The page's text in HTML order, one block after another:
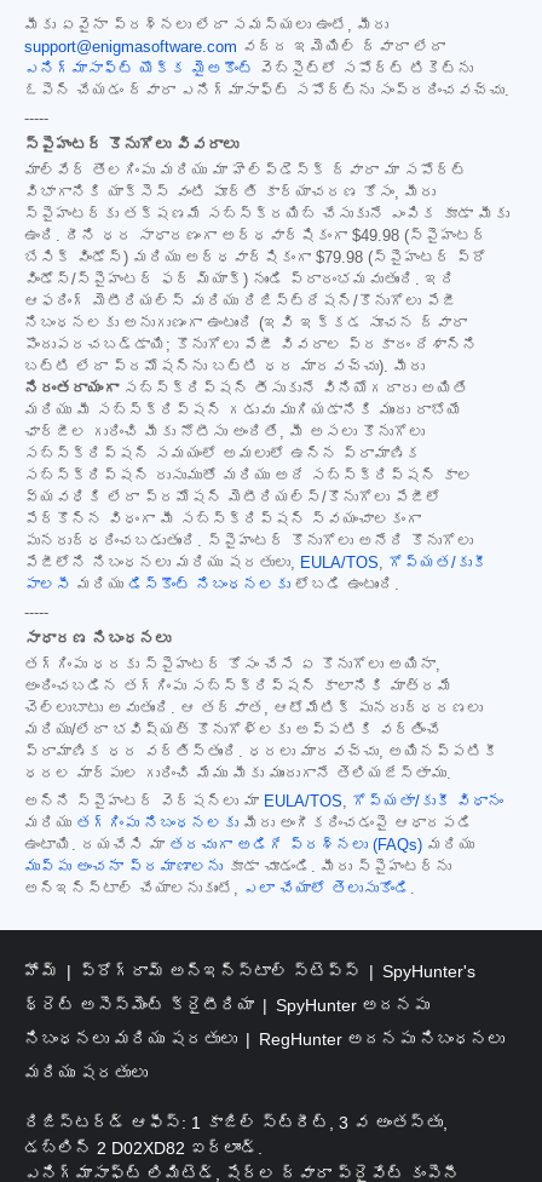
మీకు ఏవైనా ప్రశ్నలు లేదా సమస్యలు ఉంటే, మీరు
support@enigmasoftware.com వద్ద ఇమెయిల్ ద్వారా లేదా
ఎనిగ్మాసాఫ్ట్ యొక్క మైఅకౌంట్
వెబ్‌సైట్‌లో సపోర్ట్ టికెట్‌ను
ఓపెన్ చేయడం ద్వారా ఎనిగ్మాసాఫ్ట్ సపోర్ట్‌ను సంప్రదించవచ్చు.
-----
స్పైహంటర్ కొనుగోలు వివరాలు
మాల్‌వేర్ తొలగింపు మరియు మా హెల్ప్‌డెస్క్ ద్వారా మా సపోర్ట్
విభాగానికి యాక్సెస్ వంటి పూర్తి కార్యాచరణ కోసం, మీరు
స్పైహంటర్‌కు తక్షణమే సబ్‌స్క్రయిబ్ చేసుకునే ఎంపిక కూడా మీకు
ఉంది. దీని ధర సాధారణంగా అర్ధవార్షికంగా $49.98 (స్పైహంటర్
బేసిక్ విండోస్) మరియు అర్ధవార్షికంగా $79.98 (స్పైహంటర్ ప్రో
విండోస్/స్పైహంటర్ ఫర్ మ్యాక్) నుండి ప్రారంభమవుతుంది. ఇది
ఆఫరింగ్ మెటీరియల్స్ మరియు రిజిస్ట్రేషన్/కొనుగోలు పేజీ
నిబంధనలకు అనుగుణంగా ఉంటుంది (ఇవి ఇక్కడ సూచన ద్వారా
పొందుపరచబడ్డాయి; కొనుగోలు పేజీ వివరాల ప్రకారం దేశాన్ని
బట్టి లేదా ప్రమోషన్‌ను బట్టి ధర మారవచ్చు). మీరు
నిరంతరాయంగాసబ్‌స్క్రిప్షన్ తీసుకునే వినియోగదారు అయితే
మరియు మీ సబ్‌స్క్రిప్షన్ గడువు ముగియడానికి ముందు రాబోయే
ఛార్జీల గురించి మీకు నోటీసు అందితే, మీ అసలు కొనుగోలు
సబ్‌స్క్రిప్షన్ సమయంలో అమలులో ఉన్న ప్రామాణిక
సబ్‌స్క్రిప్షన్ రుసుముతో మరియు అదే సబ్‌స్క్రిప్షన్ కాల
వ్యవధికి లేదా ప్రమోషన్ మెటీరియల్స్/కొనుగోలు పేజీలో
పేర్కొన్న విధంగా మీ సబ్‌స్క్రిప్షన్ స్వయంచాలకంగా
పునరుద్ధరించబడుతుంది. స్పైహంటర్ కొనుగోలు అనేది కొనుగోలు
పేజీలోని నిబంధనలు మరియు షరతులు, EULA/TOS, గోప్యత/కుకీ
పాలసీ మరియు డిస్కౌంట్ నిబంధనలకు లోబడి ఉంటుంది.
-----
సాధారణ నిబంధనలు
తగ్గింపు ధరకు స్పైహంటర్ కోసం చేసే ఏ కొనుగోలు అయినా,
అందించబడిన తగ్గింపు సబ్‌స్క్రిప్షన్ కాలానికి మాత్రమే
చెల్లుబాటు అవుతుంది. ఆ తర్వాత, ఆటోమేటిక్ పునరుద్ధరణలు
మరియు/లేదా భవిష్యత్ కొనుగోళ్లకు అప్పటికి వర్తించే
ప్రామాణిక ధర వర్తిస్తుంది. ధరలు మారవచ్చు, అయినప్పటికీ
ధరల మార్పుల గురించి మేము మీకు ముందుగానే తెలియజేస్తాము.
అన్ని స్పైహంటర్ వెర్షన్‌లు మా EULA/TOS, గోప్యతా/కుకీ విధానం
మరియు తగ్గింపు నిబంధనలకు మీరు అంగీకరించడంపై ఆధారపడి
ఉంటాయి. దయచేసి మా తరచుగా అడిగే ప్రశ్నలు (FAQs) మరియు
ముప్పు అంచనా ప్రమాణాలను కూడా చూడండి. మీరు స్పైహంటర్‌ను
అన్‌ఇన్‌స్టాల్ చేయాలనుకుంటే, ఎలా చేయాలో తెలుసుకోండి .
హోమ్ ప్రోగ్రామ్ అన్‌ఇన్‌స్టాల్ స్టెప్స్
SpyHunter's
థ్రెట్ అసెస్‌మెంట్ క్రైటీరియా
SpyHunter అదనపు
నిబంధనలు మరియు షరతులు
RegHunter అదనపు నిబంధనలు
మరియు షరతులు
రిజిస్టర్డ్ ఆఫీస్: 1 కాజిల్ స్ట్రీట్, 3 వ అంతస్తు,
డబ్లిన్ 2 D02XD82 ఐర్లాండ్.
ఎనిగ్మాసాఫ్ట్ లిమిటెడ్, షేర్ల ద్వారా ప్రైవేట్ కంపెనీ